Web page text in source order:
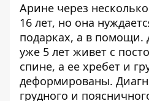
Арине через
16 лет, но она
подарках, а в помощи.
уже 5 лет живет с
спине, а ее хребет и
деформированы.
грудного и